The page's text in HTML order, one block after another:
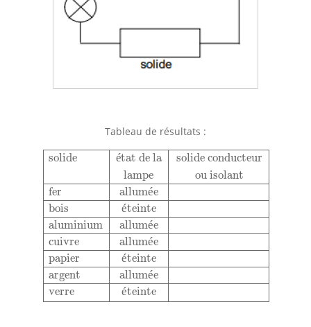
Tableau de résultats :
solide état de la
solide conducteur
lampe
ou isolant
fer
allumée
bois
éteinte
aluminium
allumée
cuivre
allumée
papier
éteinte
argent
allumée
verre
éteinte
solideétat de lasolide conducteurlampeou isolant